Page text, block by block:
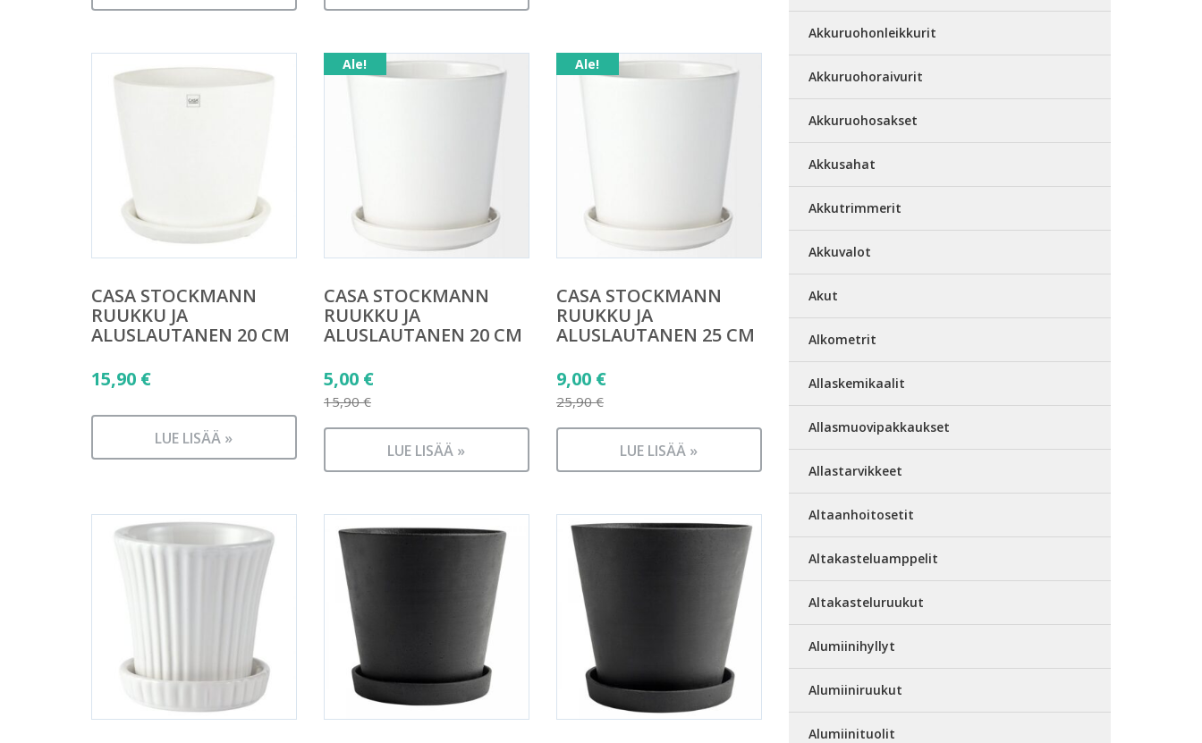
on:
on:
CASA STOCKMANN
RUUKKU JA
ALUSLAUTANEN 20 CM
15,90 €
LUE LISÄÄ »
Ale!
CASA STOCKMANN
RUUKKU JA
ALUSLAUTANEN 20 CM
15,90€
Alkuperäinen
hinta
oli:
5,00 €
Nykyinen
on:
LUE LISÄÄ »
Ale!
CASA STOCKMANN
RUUKKU JA
ALUSLAUTANEN 25 CM
25,90€
Alkuperäinen
hinta
oli:
9,00 €
Nykyinen
on:
LUE LISÄÄ »
Akkuruohonleikkurit
Akkuruohoraivurit
Akkuruohosakset
Akkusahat
Akkutrimmerit
Akkuvalot
Akut
Alkometrit
Allaskemikaalit
Allasmuovipakkaukset
Allastarvikkeet
Altaanhoitosetit
Altakasteluamppelit
Altakasteluruukut
Alumiinihyllyt
Alumiiniruukut
Alumiinituolit